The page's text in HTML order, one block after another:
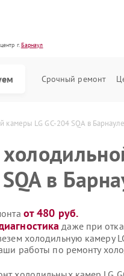
г.Барнаул
Срочный ремонт
камеры LG GC-204 SQA в Барнауле
в
от 480 руб.
даже при
холодильную камеру
работы по ремонту